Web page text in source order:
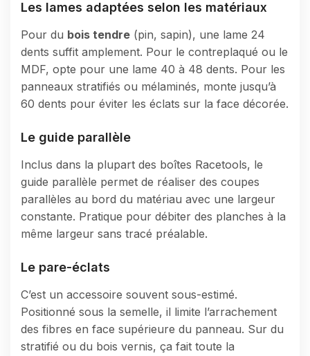
Les lames adaptées selon les matériaux
Pour du bois tendre (pin, sapin), une lame 24
dents suffit amplement. Pour le contreplaqué ou le
MDF, opte pour une lame 40 à 48 dents. Pour les
panneaux stratifiés ou mélaminés, monte jusqu’à
60 dents pour éviter les éclats sur la face décorée.
Le guide parallèle
Inclus dans la plupart des boîtes Racetools, le
guide parallèle permet de réaliser des coupes
parallèles au bord du matériau avec une largeur
constante. Pratique pour débiter des planches à la
même largeur sans tracé préalable.
Le pare-éclats
C’est un accessoire souvent sous-estimé.
Positionné sous la semelle, il limite l’arrachement
des fibres en face supérieure du panneau. Sur du
stratifié ou du bois vernis, ça fait toute la